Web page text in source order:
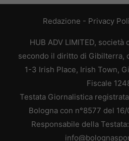
Redazione - Privacy
HUB ADV LIMITED,
secondo il diritto di Gibilterra,
1-3 Irish Place, Irish Town,
Fiscale
Testata Giornalistica
Bologna con n°8577 del
Responsabile della